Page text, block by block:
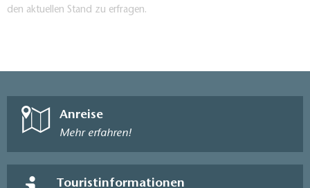
den aktuellen Stand zu erfragen.
Anreise
Mehr erfahren!
Touristinformationen